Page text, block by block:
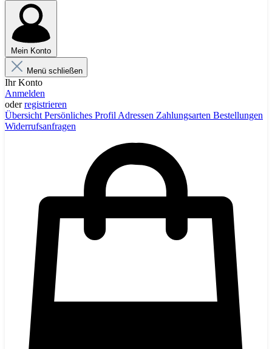
Mein Konto
Menü schließen
Ihr Konto
Anmelden
oderregistrieren
Übersicht Persönliches Profil Adressen Zahlungsarten Bestellungen
Widerrufsanfragen